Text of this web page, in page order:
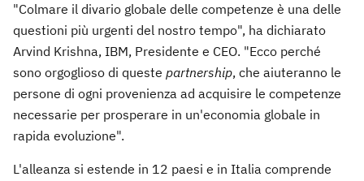
"Colmare il divario globale delle competenze è una delle
questioni più urgenti del nostro tempo", ha dichiarato
Arvind Krishna, IBM, Presidente e CEO. "Ecco perché
sono orgoglioso di queste partnership, che aiuteranno le
persone di ogni provenienza ad acquisire le competenze
necessarie per prosperare in un'economia globale in
rapida evoluzione".
L'alleanza si estende in 12 paesi e in Italia comprende